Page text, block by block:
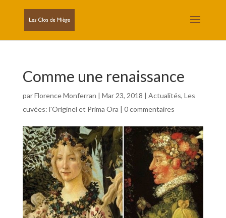
Comme une renaissance
parFlorence Monferran | Mar 23, 2018 | Actualités, Les
cuvées: l'Originel et Prima Ora | 0 commentaires